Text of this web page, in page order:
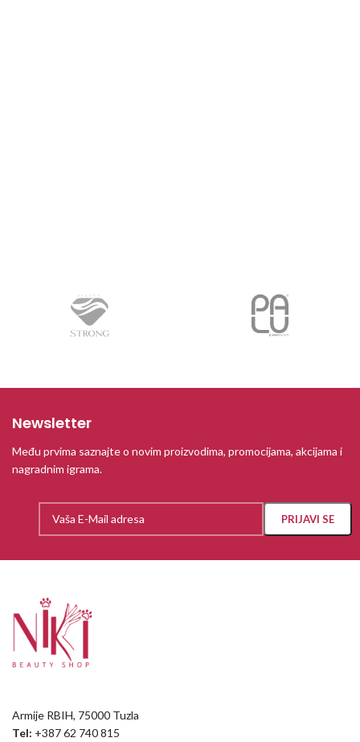
Newsletter
Među prvima saznajte o novim proizvodima, promocijama, akcijama i
nagradnim igrama.
Armije RBIH, 75000 Tuzla
Tel: +387 62 740 815